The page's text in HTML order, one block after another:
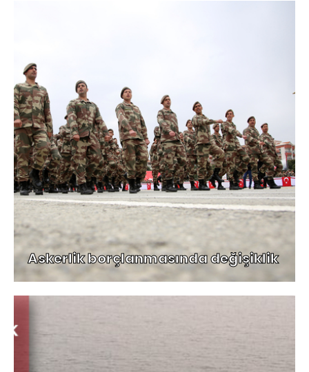
Askerlik borçlanmasında değişiklik